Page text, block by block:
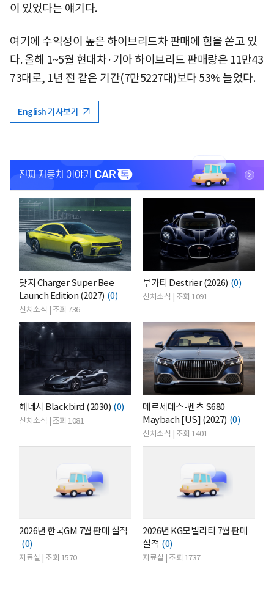
이 있었다는 얘기다.
여기에 수익성이 높은 하이브리드차 판매에 힘을 쏟고 있
다. 올해 1~5월 현대차·기아 하이브리드 판매량은 11만43
73대로, 1년 전 같은 기간(7만5227대)보다 53% 늘었다.
English 기사보기
<
닷지 Charger Super Bee
Launch Edition (2027) (0)
신차소식 | 조회 736
부가티 Destrier (2026) (0)
신차소식 | 조회 1091
<
헤네시 Blackbird (2030) (0)
신차소식 | 조회 1081
<
메르세데스-벤츠 S680
Maybach [US] (2027) (0)
신차소식 | 조회 1401
2026년 한국GM 7월 판매 실적
(0)
자료실 | 조회 1570
2026년 KG모빌리티 7월 판매
실적 (0)
자료실 | 조회 1737